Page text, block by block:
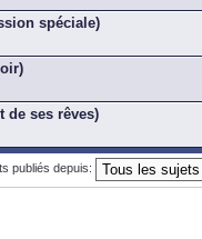
spéciale)
de ses rêves)
publiés depuis: